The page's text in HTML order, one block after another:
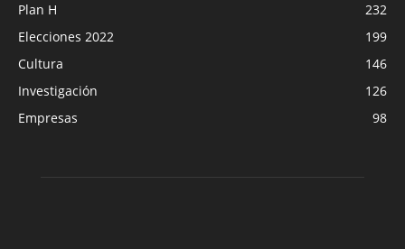
Plan H
232
Elecciones 2022
199
Cultura
146
Investigación
126
Empresas
98